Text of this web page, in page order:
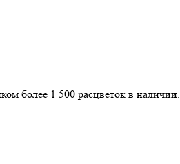
более 1 500 расцветок в наличии.